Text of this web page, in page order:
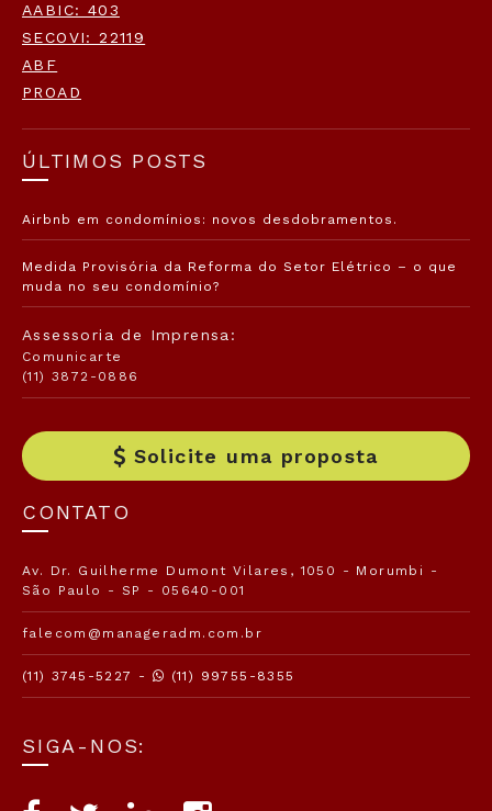
AABIC: 403
SECOVI: 22119
ABF
PROAD
ÚLTIMOS POSTS
Airbnb em condomínios: novos desdobramentos.
Medida Provisória da Reforma do Setor Elétrico – o que
muda no seu condomínio?
Assessoria de Imprensa:
Comunicarte
(11) 3872-0886
Solicite uma proposta
CONTATO
Av. Dr. Guilherme Dumont Vilares, 1050 - Morumbi -
São Paulo - SP - 05640-001
falecom@manageradm.com.br
(11) 3745-5227 - (11) 99755-8355
SIGA-NOS: